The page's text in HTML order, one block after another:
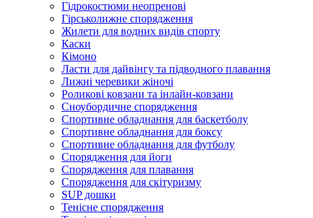
Гідрокостюми неопренові
Гірськолижне спорядження
Жилети для водних видів спорту
Каски
Кімоно
Ласти для дайвінгу та підводного плавання
Лижні черевики жіночі
Роликові ковзани та інлайн-ковзани
Сноубордичне спорядження
Спортивне обладнання для баскетболу
Спортивне обладнання для боксу
Спортивне обладнання для футболу
Спорядження для йоги
Спорядження для плавання
Спорядження для скітуризму
SUP дошки
Тенісне спорядження